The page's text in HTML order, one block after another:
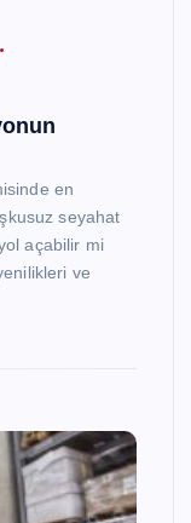
en
seyahat
açabilir mi
ve